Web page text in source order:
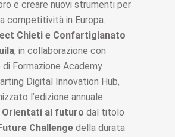
e creare nuovi strumenti per
competitività in Europa.
Chieti e Confartigianato
, in collaborazione con
di Formazione Academy
Digital Innovation Hub,
l’edizione annuale
Orientati al futuro dal titolo
Challenge della durata